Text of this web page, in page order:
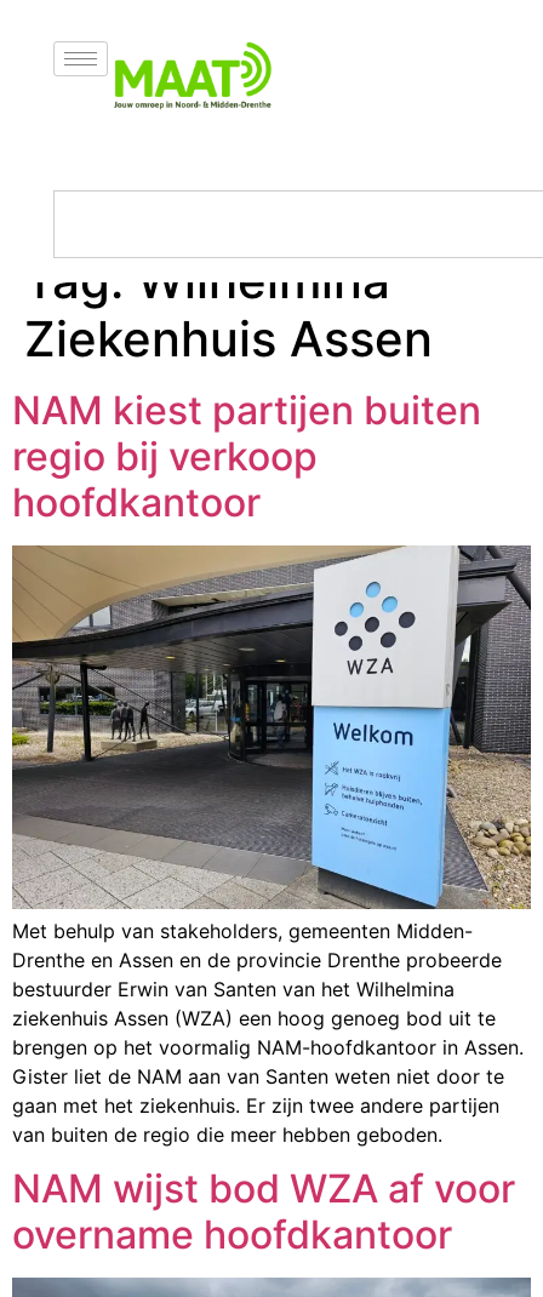
Tag: Wilhelmina
Ziekenhuis Assen
NAM kiest partijen buiten
regio bij verkoop
hoofdkantoor
Met behulp van stakeholders, gemeenten Midden-
Drenthe en Assen en de provincie Drenthe probeerde
bestuurder Erwin van Santen van het Wilhelmina
ziekenhuis Assen (WZA) een hoog genoeg bod uit te
brengen op het voormalig NAM-hoofdkantoor in Assen.
Gister liet de NAM aan van Santen weten niet door te
gaan met het ziekenhuis. Er zijn twee andere partijen
van buiten de regio die meer hebben geboden.
NAM wijst bod WZA af voor
overname hoofdkantoor